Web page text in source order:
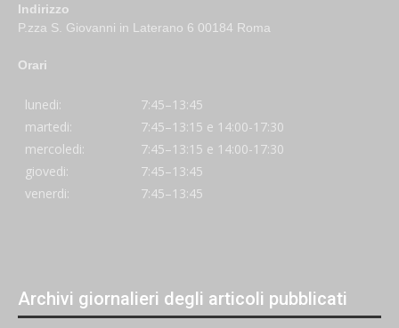
Indirizzo
P.zza S. Giovanni in Laterano 6 00184 Roma
Orari
lunedi:
7:45–13:45
martedi:
7:45–13:15 e 14:00-17:30
mercoledi:
7:45–13:15 e 14:00-17:30
giovedi:
7:45–13:45
venerdi:
7:45–13:45
Archivi giornalieri degli articoli pubblicati